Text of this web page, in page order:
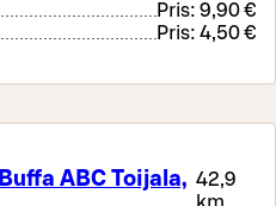
Pris: 9,90 €
Pris: 4,50 €
ABC Toijala, 42,9